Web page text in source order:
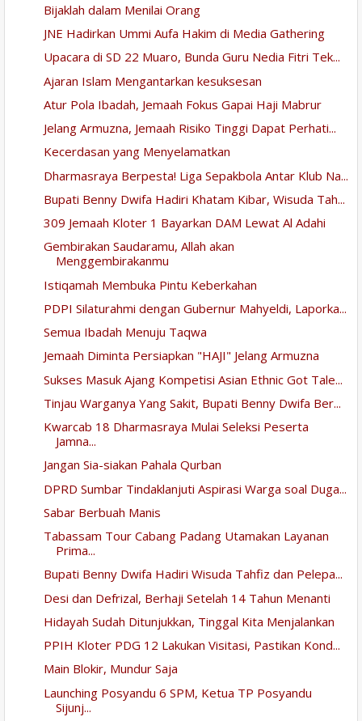
Bijaklah dalam Menilai Orang
JNE Hadirkan Ummi Aufa Hakim di Media Gathering
Upacara di SD 22 Muaro, Bunda Guru Nedia Fitri Tek...
Ajaran Islam Mengantarkan kesuksesan
Atur Pola Ibadah, Jemaah Fokus Gapai Haji Mabrur
Jelang Armuzna, Jemaah Risiko Tinggi Dapat Perhati...
Kecerdasan yang Menyelamatkan
Dharmasraya Berpesta! Liga Sepakbola Antar Klub Na...
Bupati Benny Dwifa Hadiri Khatam Kibar, Wisuda Tah...
309 Jemaah Kloter 1 Bayarkan DAM Lewat Al Adahi
Gembirakan Saudaramu, Allah akan
Menggembirakanmu
Istiqamah Membuka Pintu Keberkahan
PDPI Silaturahmi dengan Gubernur Mahyeldi, Laporka...
Semua Ibadah Menuju Taqwa
Jemaah Diminta Persiapkan "HAJI" Jelang Armuzna
Sukses Masuk Ajang Kompetisi Asian Ethnic Got Tale...
Tinjau Warganya Yang Sakit, Bupati Benny Dwifa Ber...
Kwarcab 18 Dharmasraya Mulai Seleksi Peserta
Jamna...
Jangan Sia-siakan Pahala Qurban
DPRD Sumbar Tindaklanjuti Aspirasi Warga soal Duga...
Sabar Berbuah Manis
Tabassam Tour Cabang Padang Utamakan Layanan
Prima...
Bupati Benny Dwifa Hadiri Wisuda Tahfiz dan Pelepa...
Desi dan Defrizal, Berhaji Setelah 14 Tahun Menanti
Hidayah Sudah Ditunjukkan, Tinggal Kita Menjalankan
PPIH Kloter PDG 12 Lakukan Visitasi, Pastikan Kond...
Main Blokir, Mundur Saja
Launching Posyandu 6 SPM, Ketua TP Posyandu
Sijunj...